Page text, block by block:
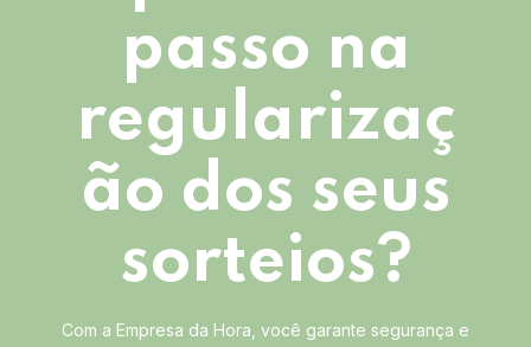
passo na
regularizaç
ão dos seus
sorteios?
Com a Empresa da Hora, você garante segurança e